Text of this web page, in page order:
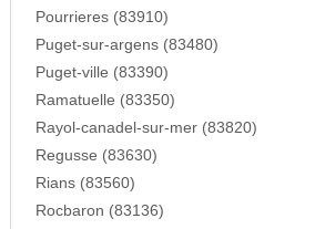
Pourrieres (83910)
Puget-sur-argens (83480)
Puget-ville (83390)
Ramatuelle (83350)
Rayol-canadel-sur-mer (83820)
Regusse (83630)
Rians (83560)
Rocbaron (83136)